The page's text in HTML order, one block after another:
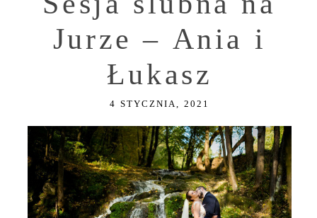
Jurze – Ania i
Łukasz
4 STYCZNIA, 2021